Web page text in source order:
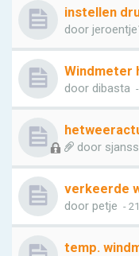
instellen
door
Windmeter
door dibasta
door
verkeerde
door petje -
temp.